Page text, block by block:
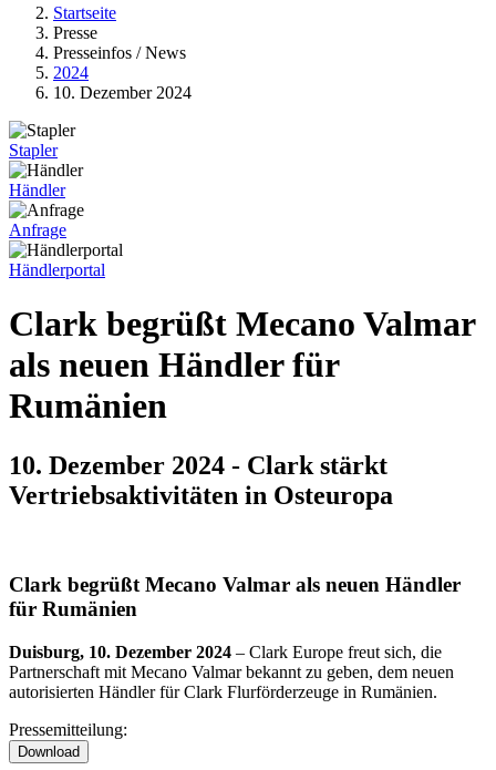
Startseite
Presse
Presseinfos / News
2024
10. Dezember 2024
Stapler
Händler
Anfrage
Händlerportal
Clark begrüßt Mecano Valmar
als neuen Händler für
Rumänien
10. Dezember 2024 - Clark stärkt
Vertriebsaktivitäten in Osteuropa
Clark begrüßt Mecano Valmar als neuen Händler
für Rumänien
Duisburg, 10. Dezember 2024 – Clark Europe freut sich, die
Partnerschaft mit Mecano Valmar bekannt zu geben, dem neuen
autorisierten Händler für Clark Flurförderzeuge in Rumänien.
Pressemitteilung:
Download